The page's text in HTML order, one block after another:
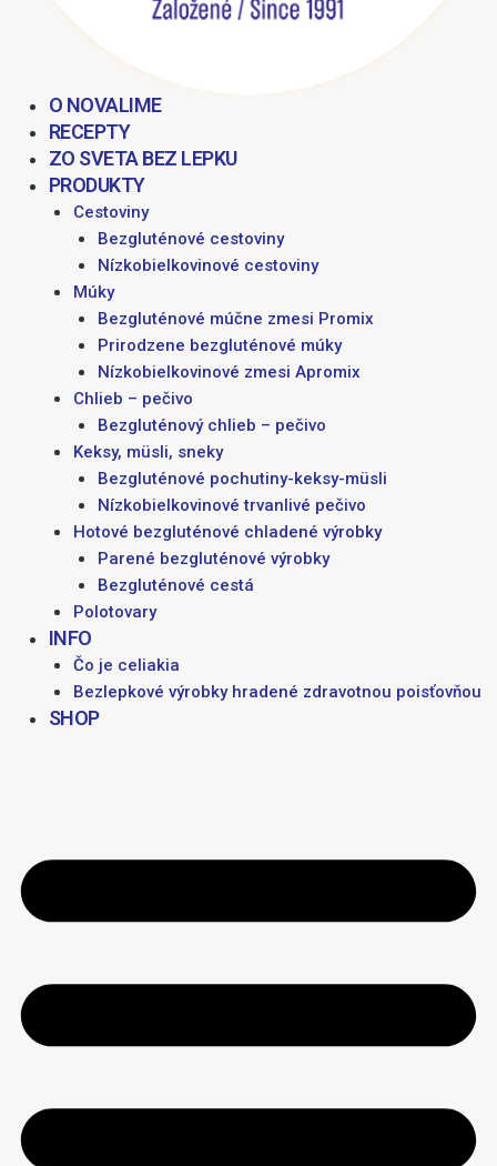
O NOVALIME
RECEPTY
ZO SVETA BEZ LEPKU
PRODUKTY
Cestoviny
Bezgluténové cestoviny
Nízkobielkovinové cestoviny
Múky
Bezgluténové múčne zmesi Promix
Prirodzene bezgluténové múky
Nízkobielkovinové zmesi Apromix
Chlieb – pečivo
Bezgluténový chlieb – pečivo
Keksy, müsli, sneky
Bezgluténové pochutiny-keksy-müsli
Nízkobielkovinové trvanlivé pečivo
Hotové bezgluténové chladené výrobky
Parené bezgluténové výrobky
Bezgluténové cestá
Polotovary
INFO
Čo je celiakia
Bezlepkové výrobky hradené zdravotnou poisťovňou
SHOP